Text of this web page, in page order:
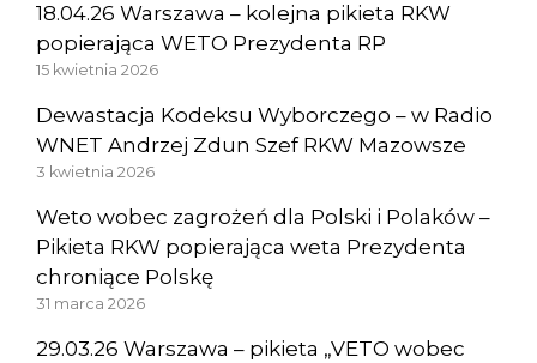
18.04.26 Warszawa – kolejna pikieta RKW
popierająca WETO Prezydenta RP
15 kwietnia 2026
Dewastacja Kodeksu Wyborczego – w Radio
WNET Andrzej Zdun Szef RKW Mazowsze
3 kwietnia 2026
Weto wobec zagrożeń dla Polski i Polaków –
Pikieta RKW popierająca weta Prezydenta
chroniące Polskę
31 marca 2026
29.03.26 Warszawa – pikieta „VETO wobec